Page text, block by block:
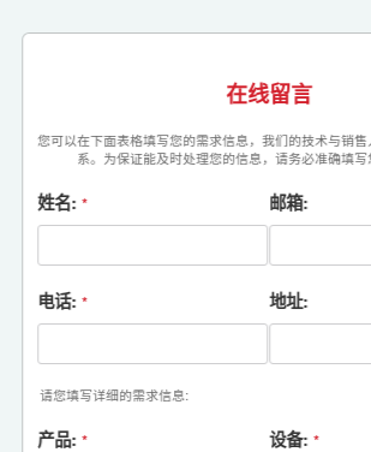
在线留言
您可以在下面表格填写您的需求信息，我们的技术与销
系。为保证能及时处理您的信息，请务必准确填写
姓名: * 邮箱:
电话: * 地址:
请您填写详细的需求信息:
产品: * 设备: *